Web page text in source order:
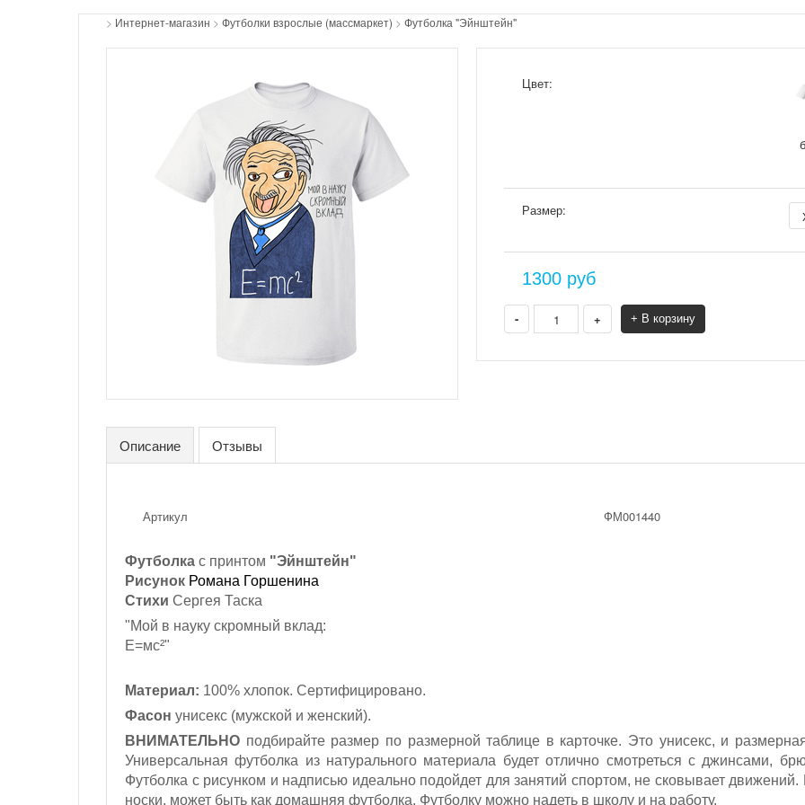
> Интернет-магазин > Футболки взрослые (массмаркет) > Футболка "Эйнштейн"
Цвет:
Размер:
1300 руб
- + + В корзину
Описание Отзывы
Артикул ФМ001440
Футболка с принтом "Эйнштейн"
Рисунок Романа Горшенина
Стихи Сергея Таска
"Мой в науку скромный вклад:
Е=мс²"
Материал: 100% хлопок. Сертифицировано.
Фасон унисекс (мужской и женский).
ВНИМАТЕЛЬНО подбирайте размер по размерной таблице в карточке. Это унисекс, и
Универсальная футболка из натурального материала будет отлично смотреться с джинсами,
Футболка с рисунком и надписью идеально подойдет для занятий спортом, не сковывает
носки, может быть как домашняя футболка. Футболку можно надеть в школу и на работу.